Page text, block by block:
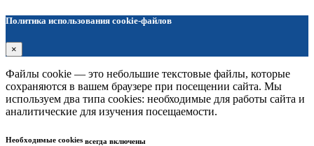
Политика использования cookie-файлов
×
Файлы cookie — это небольшие текстовые файлы, которые
сохраняются в вашем браузере при посещении сайта. Мы
используем два типа cookies: необходимые для работы сайта и
аналитические для изучения посещаемости.
Необходимые cookies всегда включены